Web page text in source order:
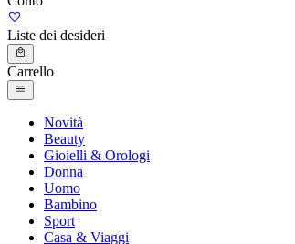
Liste dei desideri
Carrello
Novità
Beauty
Gioielli & Orologi
Donna
Uomo
Bambino
Sport
Casa & Viaggi